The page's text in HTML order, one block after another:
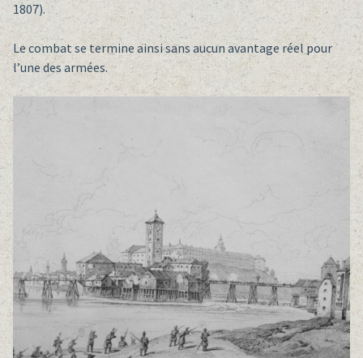
1807).
Le combat se termine ainsi sans aucun avantage réel pour
l’une des armées.